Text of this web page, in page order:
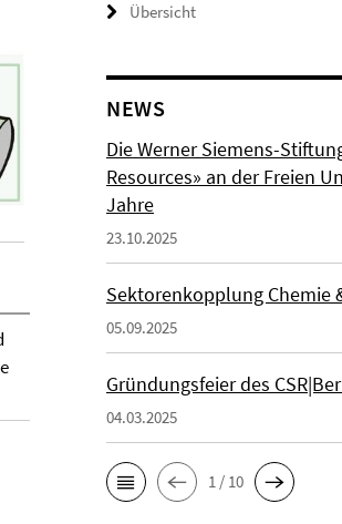
Übersicht
NEWS
Die Werner Siemens-
Resources» an der Freien
Jahre
23.10.2025
Sektorenkopplung Chemie
05.09.2025
Gründungsfeier des
04.03.2025
1 / 10